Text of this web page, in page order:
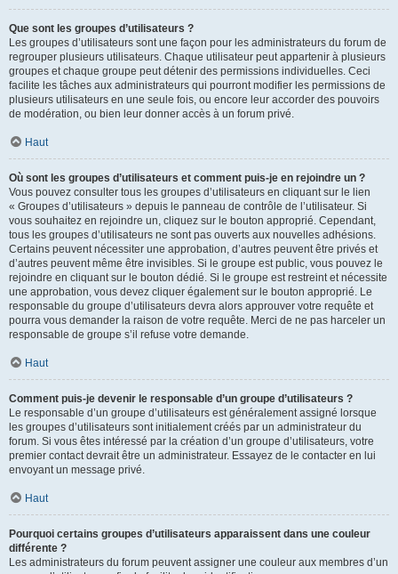
Que sont les groupes d’utilisateurs ?
Les groupes d’utilisateurs sont une façon pour les administrateurs du forum de
regrouper plusieurs utilisateurs. Chaque utilisateur peut appartenir à plusieurs
groupes et chaque groupe peut détenir des permissions individuelles. Ceci
facilite les tâches aux administrateurs qui pourront modifier les permissions de
plusieurs utilisateurs en une seule fois, ou encore leur accorder des pouvoirs
de modération, ou bien leur donner accès à un forum privé.
Haut
Où sont les groupes d’utilisateurs et comment puis-je en rejoindre un ?
Vous pouvez consulter tous les groupes d’utilisateurs en cliquant sur le lien
« Groupes d’utilisateurs » depuis le panneau de contrôle de l’utilisateur. Si
vous souhaitez en rejoindre un, cliquez sur le bouton approprié. Cependant,
tous les groupes d’utilisateurs ne sont pas ouverts aux nouvelles adhésions.
Certains peuvent nécessiter une approbation, d’autres peuvent être privés et
d’autres peuvent même être invisibles. Si le groupe est public, vous pouvez le
rejoindre en cliquant sur le bouton dédié. Si le groupe est restreint et nécessite
une approbation, vous devez cliquer également sur le bouton approprié. Le
responsable du groupe d’utilisateurs devra alors approuver votre requête et
pourra vous demander la raison de votre requête. Merci de ne pas harceler un
responsable de groupe s’il refuse votre demande.
Haut
Comment puis-je devenir le responsable d’un groupe d’utilisateurs ?
Le responsable d’un groupe d’utilisateurs est généralement assigné lorsque
les groupes d’utilisateurs sont initialement créés par un administrateur du
forum. Si vous êtes intéressé par la création d’un groupe d’utilisateurs, votre
premier contact devrait être un administrateur. Essayez de le contacter en lui
envoyant un message privé.
Haut
Pourquoi certains groupes d’utilisateurs apparaissent dans une couleur
différente ?
Les administrateurs du forum peuvent assigner une couleur aux membres d’un